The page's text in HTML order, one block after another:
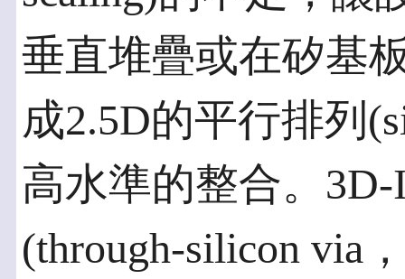
垂直堆疊或在矽基
成2.5D的平行排列
高水準的整合。
(through-silicon via